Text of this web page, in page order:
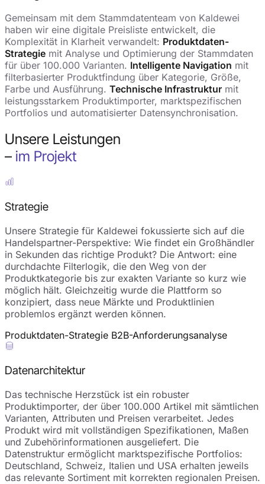
Gemeinsam mit dem Stammdatenteam von Kaldewei
haben wir eine digitale Preisliste entwickelt, die
Komplexität in Klarheit verwandelt: Produktdaten-
Strategie mit Analyse und Optimierung der Stammdaten
für über 100.000 Varianten. Intelligente Navigation mit
filterbasierter Produktfindung über Kategorie, Größe,
Farbe und Ausführung. Technische Infrastruktur mit
leistungsstarkem Produktimporter, marktspezifischen
Portfolios und automatisierter Datensynchronisation.
Unsere Leistungen
– im Projekt
Strategie
Unsere Strategie für Kaldewei fokussierte sich auf die
Handelspartner-Perspektive: Wie findet ein Großhändler
in Sekunden das richtige Produkt? Die Antwort: eine
durchdachte Filterlogik, die den Weg von der
Produktkategorie bis zur exakten Variante so kurz wie
möglich hält. Gleichzeitig wurde die Plattform so
konzipiert, dass neue Märkte und Produktlinien
problemlos ergänzt werden können.
Produktdaten-Strategie B2B-Anforderungsanalyse
Datenarchitektur
Das technische Herzstück ist ein robuster
Produktimporter, der über 100.000 Artikel mit sämtlichen
Varianten, Attributen und Preisen verarbeitet. Jedes
Produkt wird mit vollständigen Spezifikationen, Maßen
und Zubehörinformationen ausgeliefert. Die
Datenstruktur ermöglicht marktspezifische Portfolios:
Deutschland, Schweiz, Italien und USA erhalten jeweils
das relevante Sortiment mit korrekten regionalen Preisen.